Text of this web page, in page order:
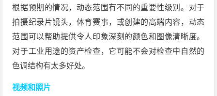
根据预期的情况，动态范围有不同的重要性级别。对于
拍摄纪录片镜头，体育赛事，或创建的高端内容，动态
范围可以帮助提供令人印象深刻的颜色和图像清晰度。
对于工业用途的资产检查，它可能不会对检查中自然的
色调结构有太多好处。
视频和照片